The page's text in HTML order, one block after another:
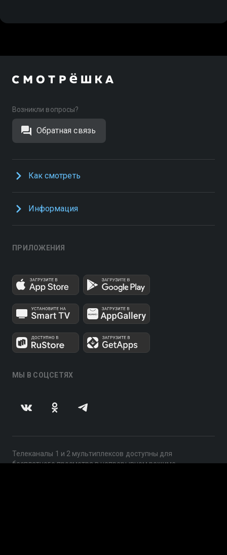
Возникли вопросы?
Обратная связь
Как смотреть
Информация
ПРИЛОЖЕНИЯ
МЫ В СОЦСЕТЯХ
Телеканалы 1 и 2 мультиплексов доступны для
бесплатного просмотра в непрерывном режиме,